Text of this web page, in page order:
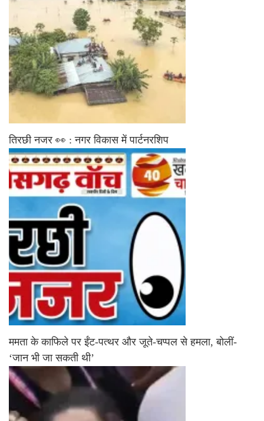
तिरछी नजर 👀 : नगर विकास में पार्टनरशिप
ममता के काफिले पर ईंट-पत्थर और जूते-चप्पल से हमला, बोलीं-
‘जान भी जा सकती थी’